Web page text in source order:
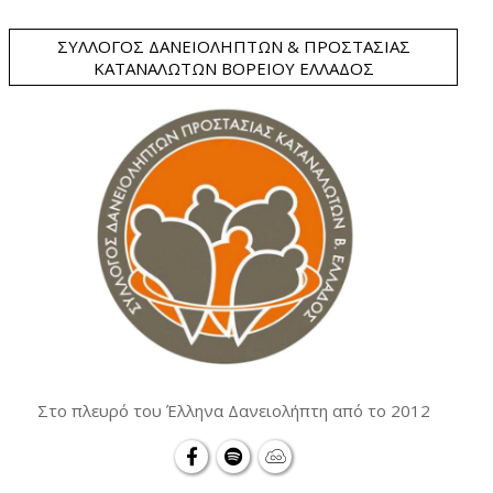
ΣΎΛΛΟΓΟΣ ΔΑΝΕΙΟΛΗΠΤΏΝ & ΠΡΟΣΤΑΣΊΑΣ
ΚΑΤΑΝΑΛΩΤΏΝ ΒΟΡΕΊΟΥ ΕΛΛΆΔΟΣ
Στο πλευρό του Έλληνα Δανειολήπτη από το 2012